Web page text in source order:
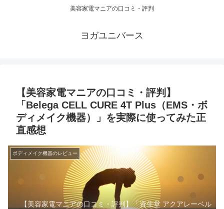
美容家電マニアの口コミ・評判
ヨガユニバース
【美容家電マニアの口コミ・評判】
「Belega CELL CURE 4T Plus（EMS・ボ
ディメイク機器）」を実際に使ってみた正
直感想
ボディメイク機器のレビュー
【美容家電マニアの口コミ・評判】「資生堂 アクアレーベル